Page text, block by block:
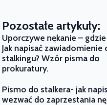
Pozostałe artykuły:
Uporczywe nękanie – gdzie
Jak napisać zawiadomienie
stalkingu? Wzór pisma do
prokuratury.
Pismo do stalkera- jak
wezwać do zaprzestania